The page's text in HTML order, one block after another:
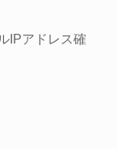
IPアドレス確